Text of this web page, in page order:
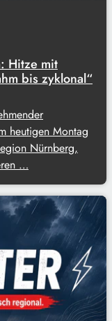
Hitze mit
bis zyklonal“
heutigen Montag
Nürnberg,
…